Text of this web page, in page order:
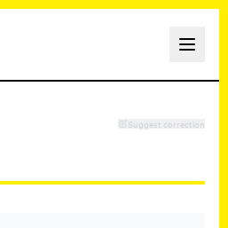
Suggest correction